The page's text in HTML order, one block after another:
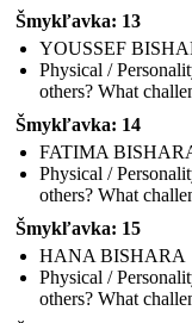
Šmykľavka: 13
YOUSSEF
Physical /
others? What
Šmykľavka: 14
FATIMA
Physical /
others? What
Šmykľavka: 15
HANA BISHARA
Physical /
others? What